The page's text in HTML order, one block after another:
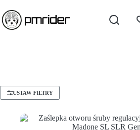
USTAW FILTRY